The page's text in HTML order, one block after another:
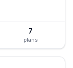
7
plans